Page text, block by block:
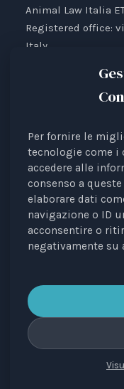
Per fornire le
tecnologie come i
accedere alle
consenso a
elaborare dati
navigazione o ID
acconsentire o
negativamente su
Animal Law Italia
Registered office:
Italy.
IBAN:
Animal Law Italia
listed in the
recognised as an
European
The journalDiritti
Giuridiciis a
Elisa Scarpino.